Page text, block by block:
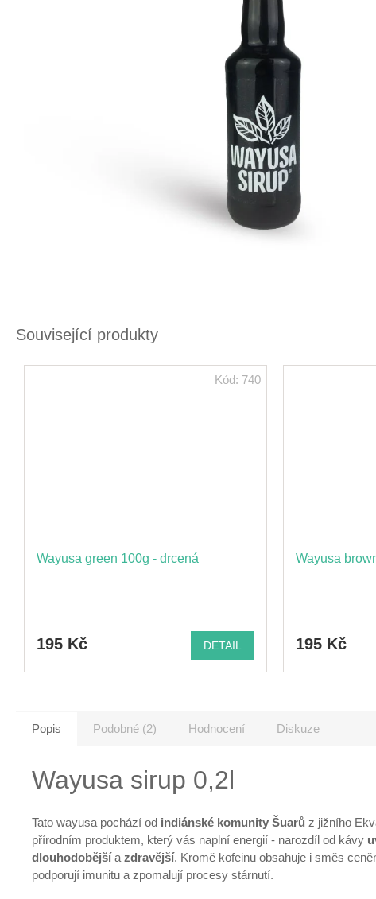
Související produkty
Wayusa green 100g - drcená
195 Kč DETAIL
Kód: 740
Wayusa
195 Kč
Popis Podobné (2) Hodnocení Diskuze
Wayusa sirup 0,2l
Tato wayusa pochází od indiánské komunity Šuarů z jižního
přírodním produktem, který vás naplní energií - narozdíl od kávy
dlouhodobějšía zdravější. Kromě kofeinu obsahuje i směs
podporují imunitu a zpomalují procesy stárnutí.